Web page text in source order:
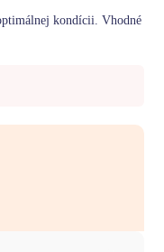
kondícii. Vhodné